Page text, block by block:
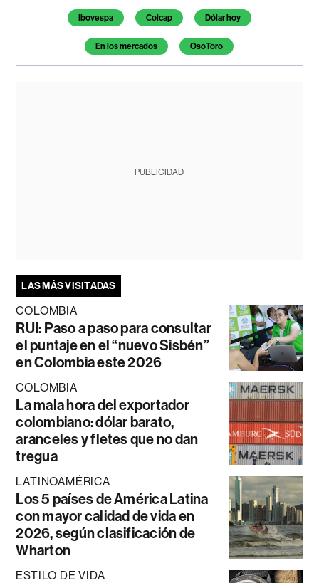
Ibovespa Colcap Dólar hoy
En los mercados OsoToro
PUBLICIDAD
LAS MÁS VISITADAS
COLOMBIA
RUI: Paso a paso para consultar
el puntaje en el “nuevo Sisbén”
en Colombia este 2026
COLOMBIA
La mala hora del exportador
colombiano: dólar barato,
aranceles y fletes que no dan
tregua
LATINOAMÉRICA
Los 5 países de América Latina
con mayor calidad de vida en
2026, según clasificación de
Wharton
ESTILO DE VIDA